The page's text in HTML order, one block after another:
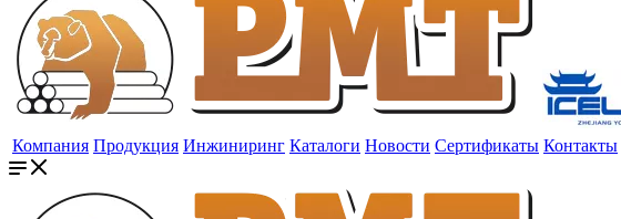
Компания Продукция Инжиниринг Каталоги Новости Сертификаты Контакты